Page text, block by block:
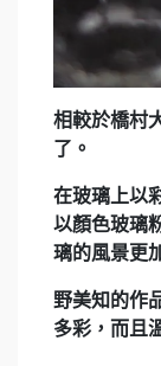
相較於橋村
了。
在玻璃上以
以顏色玻璃
璃的風景更
野美知的作
多彩，而且